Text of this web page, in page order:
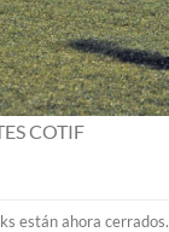
COTIF
están ahora cerrados.